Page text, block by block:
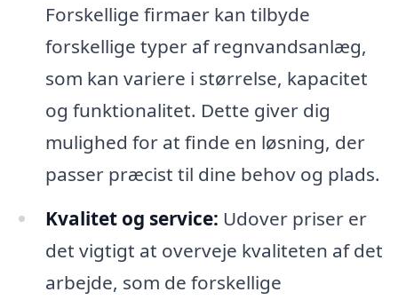
Forskellige firmaer kan tilbyde
forskellige typer af regnvandsanlæg,
som kan variere i størrelse, kapacitet
og funktionalitet. Dette giver dig
mulighed for at finde en løsning, der
passer præcist til dine behov og plads.
Kvalitet og service: Udover priser er
det vigtigt at overveje kvaliteten af det
arbejde, som de forskellige